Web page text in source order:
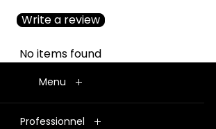
Write a review
No items found
Menu
Professionnel